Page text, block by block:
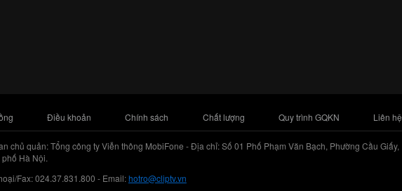
Điều khoản Chính sách Chất lượng Quy trình GQKN Liên hệ
chủ quản: Tổng công ty Viễn thông MobiFone - Địa chỉ: Số 01 Phố Phạm Văn Bạch, Phường Cầu Giấy,
Hà Nội.
Fax: 024.37.831.800 - Email:hotro@cliptv.vn